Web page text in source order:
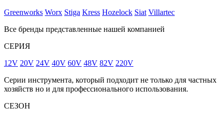
Greenworks Worx Stiga Kress Hozelock Siat Villartec
Все бренды представленные нашей компанией
СЕРИЯ
12V 20V 24V 40V 60V 48V 82V 220V
Серии инструмента, который подходит не только для частных
хозяйств но и для профессионального использования.
СЕЗОН